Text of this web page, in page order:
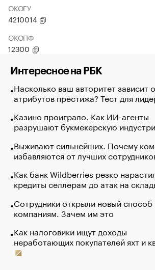
ОКОГУ
4210014
ОКОПФ
12300
Интересное на РБК
Насколько ваш авторитет зависит
атрибутов престижа? Тест для
Казино проиграло. Как ИИ-агенты
разрушают букмекерскую
Выживают сильнейших. Почему
избавляются от лучших
Как банк Wildberries резко
кредиты селлерам до атак на
Сотрудники открыли новый способ
компаниям. Зачем им это
Как налоговики ищут доходы
неработающих покупателей яхт и